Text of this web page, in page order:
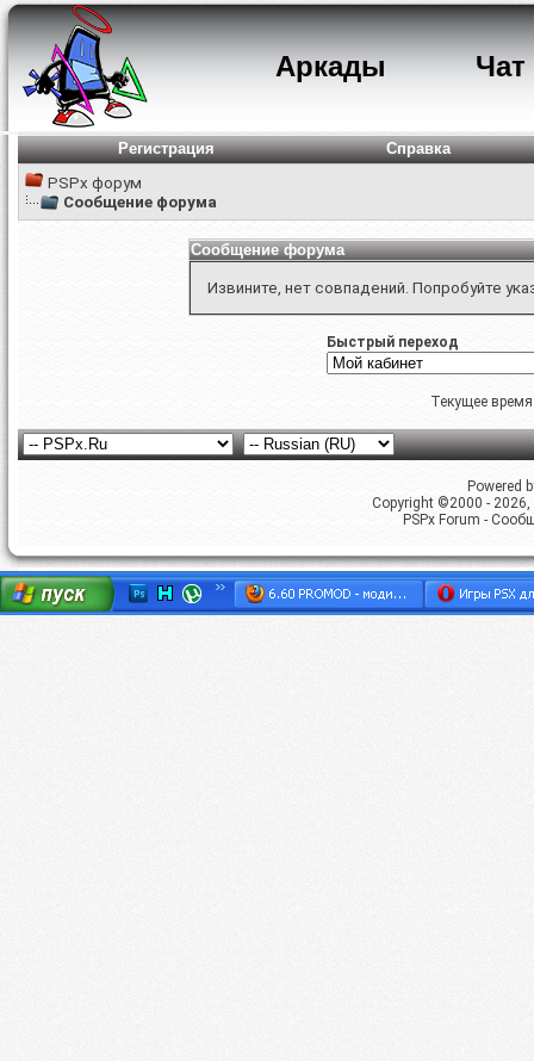
Аркады Чат
Регистрация
Справка
PSPx форум
Сообщение форума
Сообщение форума
Извините, нет совпадений. Попробуйте
Быстрый переход
Текущее
Powered
Copyright ©2000 -
PSPx Forum -